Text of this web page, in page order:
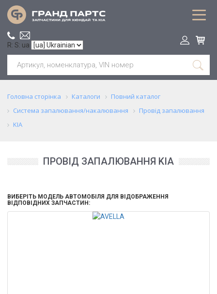
R: S: ua
Головна сторінка Каталоги
Повний каталог
Система запалювання/накалювання
Провід запалювання
KIA
ПРОВІД ЗАПАЛЮВАННЯ KIA
ВИБЕРІТЬ МОДЕЛЬ АВТОМОБІЛЯ ДЛЯ ВІДОБРАЖЕННЯ
ВІДПОВІДНИХ ЗАПЧАСТИН: